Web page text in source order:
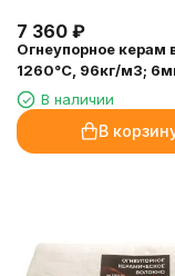
7 360 ₽
Огнеупорное керам
1260°С, 96кг/м3; 6мм (Рулон
18,5м*0,61м)
В наличии
В